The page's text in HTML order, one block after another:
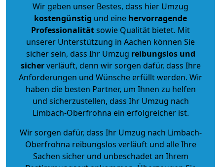
Wir geben unser Bestes, dass hier Umzug
kostengünstig und eine hervorragende
Professionalitätsowie Qualität bietet. Mit
unserer Unterstützung in Aachen können Sie
sicher sein, dass Ihr Umzug reibungslos und
sicherverläuft, denn wir sorgen dafür, dass Ihre
Anforderungen und Wünsche erfüllt werden. Wir
haben die besten Partner, um Ihnen zu helfen
und sicherzustellen, dass Ihr Umzug nach
Limbach-Oberfrohna ein erfolgreicher ist.
Wir sorgen dafür, dass Ihr Umzug nach Limbach-
Oberfrohna reibungslos verläuft und alle Ihre
Sachen sicher und unbeschadet an Ihrem